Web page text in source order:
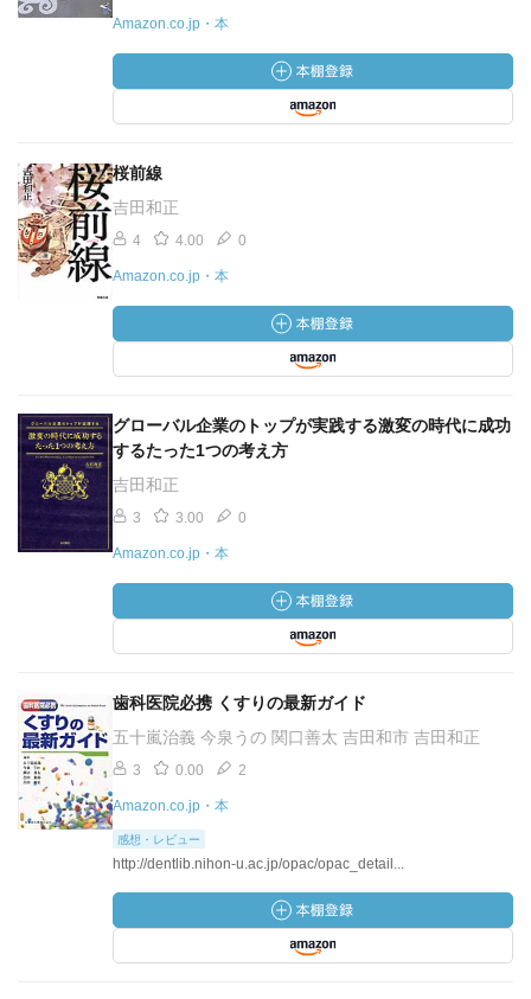
Amazon.co.jp・本
桜前線
吉田和正
4 4.00 0
Amazon.co.jp・本
グローバル企業のトップが実践する激変の時代に成功
するたった1つの考え方
吉田和正
3 3.00 0
Amazon.co.jp・本
歯科医院必携 くすりの最新ガイド
五十嵐治義 今泉うの 関口善太 吉田和市 吉田和正
3 0.00 2
Amazon.co.jp・本
感想・レビュー
http://dentlib.nihon-u.ac.jp/opac/opac_detail...